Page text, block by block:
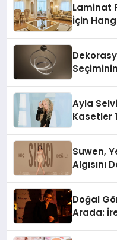
Laminat
İçin
Ayla
Kasetler
Suwen,
Algısını
Doğal
Arada: